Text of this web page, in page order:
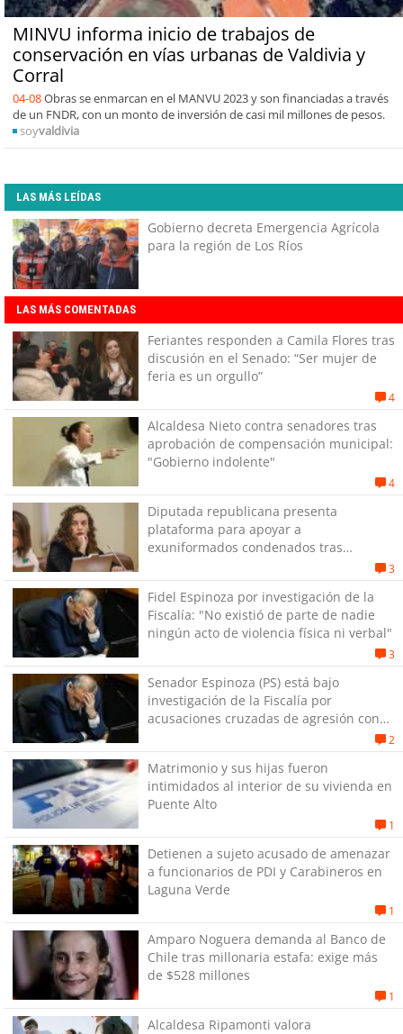
MINVU informa inicio de trabajos de
conservación en vías urbanas de Valdivia y
Corral
04-08Obras se enmarcan en el MANVU 2023 y son financiadas a través
de un FNDR, con un monto de inversión de casi mil millones de pesos.
soyvaldivia
LAS MÁS LEÍDAS
Gobierno decreta Emergencia Agrícola
para la región de Los Ríos
LAS MÁS COMENTADAS
Feriantes responden a Camila Flores tras
discusión en el Senado: “Ser mujer de
feria es un orgullo”
4
Alcaldesa Nieto contra senadores tras
aprobación de compensación municipal:
"Gobierno indolente"
4
Diputada republicana presenta
plataforma para apoyar a
exuniformados condenados tras
3
Fidel Espinoza por investigación de la
Fiscalía: "No existió de parte de nadie
ningún acto de violencia física ni verbal"
3
Senador Espinoza (PS) está bajo
investigación de la Fiscalía por
acusaciones cruzadas de agresión con
2
Matrimonio y sus hijas fueron
intimidados al interior de su vivienda en
Puente Alto
1
Detienen a sujeto acusado de amenazar
a funcionarios de PDI y Carabineros en
Laguna Verde
1
Amparo Noguera demanda al Banco de
Chile tras millonaria estafa: exige más
de $528 millones
1
Alcaldesa Ripamonti valora